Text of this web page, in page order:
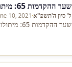
שער ההקדמות 65: מיתולוגיה יונית וקבלת הארי
ל' סיון ה'תשפ"א·
10, 2021
שער ההקדמות 65: מיתולוגיה יונית וקבלת הארי